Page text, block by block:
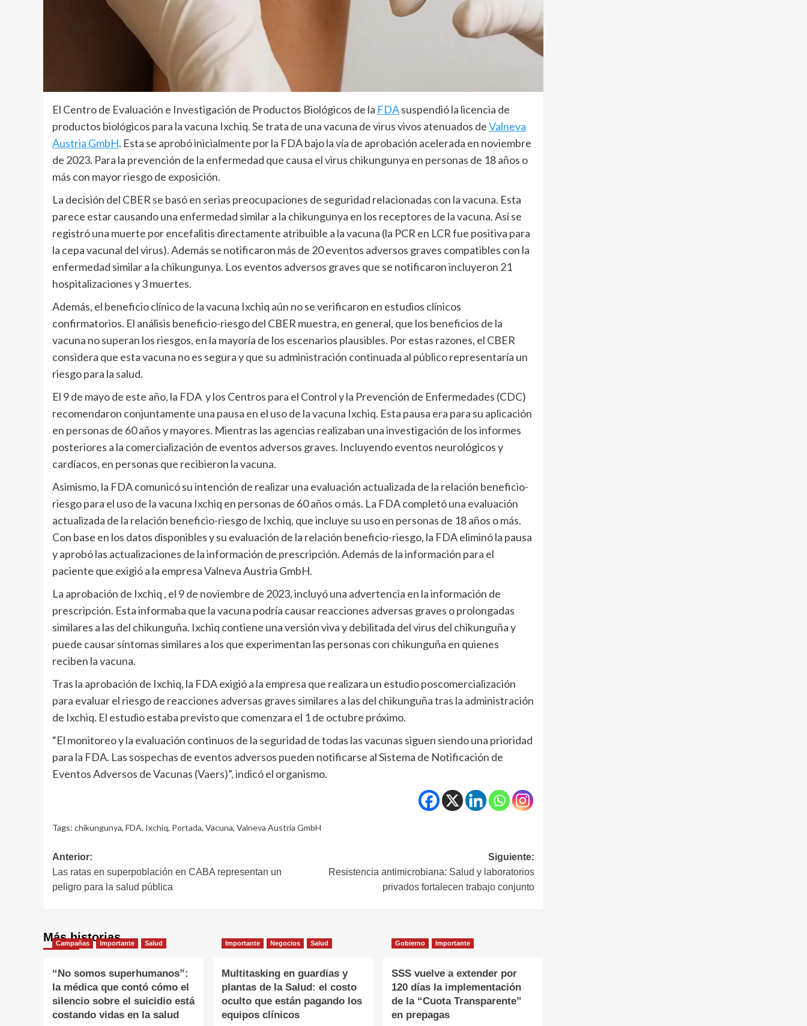
El Centro de Evaluación e Investigación de Productos Biológicos de la FDAsuspendió la licencia de
productos biológicos para la vacuna Ixchiq. Se trata de una vacuna de virus vivos atenuados deValneva
Austria GmbH. Esta se aprobó inicialmente por la FDA bajo la vía de aprobación acelerada en noviembre
de 2023. Para la prevención de la enfermedad que causa el virus chikungunya en personas de 18 años o
más con mayor riesgo de exposición.
La decisión del CBER se basó en serias preocupaciones de seguridad relacionadas con la vacuna. Esta
parece estar causando una enfermedad similar a la chikungunya en los receptores de la vacuna. Así se
registró una muerte por encefalitis directamente atribuible a la vacuna (la PCR en LCR fue positiva para
la cepa vacunal del virus). Además se notificaron más de 20 eventos adversos graves compatibles con la
enfermedad similar a la chikungunya. Los eventos adversos graves que se notificaron incluyeron 21
hospitalizaciones y 3 muertes.
Además, el beneficio clínico de la vacuna Ixchiq aún no se verificaron en estudios clínicos
confirmatorios. El análisis beneficio-riesgo del CBER muestra, en general, que los beneficios de la
vacuna no superan los riesgos, en la mayoría de los escenarios plausibles. Por estas razones, el CBER
considera que esta vacuna no es segura y que su administración continuada al público representaría un
riesgo para la salud.
El 9 de mayo de este año, la FDA y los Centros para el Control y la Prevención de Enfermedades (CDC)
recomendaron conjuntamente una pausa en el uso de la vacuna Ixchiq. Esta pausa era para su aplicación
en personas de 60 años y mayores. Mientras las agencias realizaban una investigación de los informes
posteriores a la comercialización de eventos adversos graves. Incluyendo eventos neurológicos y
cardíacos, en personas que recibieron la vacuna.
Asimismo, la FDA comunicó su intención de realizar una evaluación actualizada de la relación beneficio-
riesgo para el uso de la vacuna Ixchiq en personas de 60 años o más. La FDA completó una evaluación
actualizada de la relación beneficio-riesgo de Ixchiq, que incluye su uso en personas de 18 años o más.
Con base en los datos disponibles y su evaluación de la relación beneficio-riesgo, la FDA eliminó la pausa
y aprobó las actualizaciones de la información de prescripción. Además de la información para el
paciente que exigió a la empresa Valneva Austria GmbH.
La aprobación de Ixchiq , el 9 de noviembre de 2023, incluyó una advertencia en la información de
prescripción. Esta informaba que la vacuna podría causar reacciones adversas graves o prolongadas
similares a las del chikunguña. Ixchiq contiene una versión viva y debilitada del virus del chikunguña y
puede causar síntomas similares a los que experimentan las personas con chikunguña en quienes
reciben la vacuna.
Tras la aprobación de Ixchiq, la FDA exigió a la empresa que realizara un estudio poscomercialización
para evaluar el riesgo de reacciones adversas graves similares a las del chikunguña tras la administración
de Ixchiq. El estudio estaba previsto que comenzara el 1 de octubre próximo.
“El monitoreo y la evaluación continuos de la seguridad de todas las vacunas siguen siendo una prioridad
para la FDA. Las sospechas de eventos adversos pueden notificarse al Sistema de Notificación de
Eventos Adversos de Vacunas (Vaers)”, indicó el organismo.
Tags: chikungunya, FDA, Ixchiq, Portada, Vacuna, Valneva Austria GmbH
Navegación
de
entradas
Anterior:
Las ratas en superpoblación en CABA representan un
peligro para la salud pública
Siguiente:
Resistencia antimicrobiana: Salud y laboratorios
privados fortalecen trabajo conjunto
Más historias
Campañas Importante Salud
“No somos superhumanos”:
la médica que contó cómo el
silencio sobre el suicidio está
costando vidas en la salud
Importante Negocios Salud
Multitasking en guardias y
plantas de la Salud: el costo
oculto que están pagando los
equipos clínicos
Gobierno Importante
SSS vuelve a extender por
120 días la implementación
de la “Cuota Transparente”
en prepagas